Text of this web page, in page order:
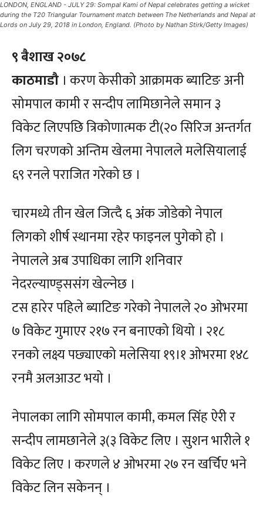
LONDON, ENGLAND - JULY 29: Sompal Kami of Nepal celebrates getting a wicket
during the T20 Triangular Tournament match between The Netherlands and Nepal at
Lords on July 29, 2018 in London, England. (Photo by Nathan Stirk/Getty Images)
९ बैशाख २०७८
काठमाडौ । करण केसीको आक्रामक ब्याटिङ अनी
सोमपाल कामी र सन्दीप लामिछानेले समान ३
विकेट लिएपछि त्रिकोणात्मक टी(२० सिरिज अन्तर्गत
लिग चरणको अन्तिम खेलमा नेपालले मलेसियालाई
६९ रनले पराजित गरेको छ ।
चारमध्ये तीन खेल जित्दै ६ अंक जोडेको नेपाल
लिगको शीर्ष स्थानमा रहेर फाइनल पुगेको हो ।
नेपालले अब उपाधिका लागि शनिवार
नेदरल्याण्ड्ससंग खेल्नेछ ।
टस हारेर पहिले ब्याटिङ गरेको नेपालले २० ओभरमा
७ विकेट गुमाएर २१७ रन बनाएको थियो । २१८
रनको लक्ष्य पछ्याएको मलेसिया १९।१ ओभरमा १४८
रनमै अलआउट भयो ।
नेपालका लागि सोमपाल कामी, कमल सिंह ऐरी र
सन्दीप लामछानेले ३(३ विकेट लिए । सुशन भारीले १
विकेट लिए । करणले ४ ओभरमा २७ रन खर्चिए भने
विकेट लिन सकेनन् ।